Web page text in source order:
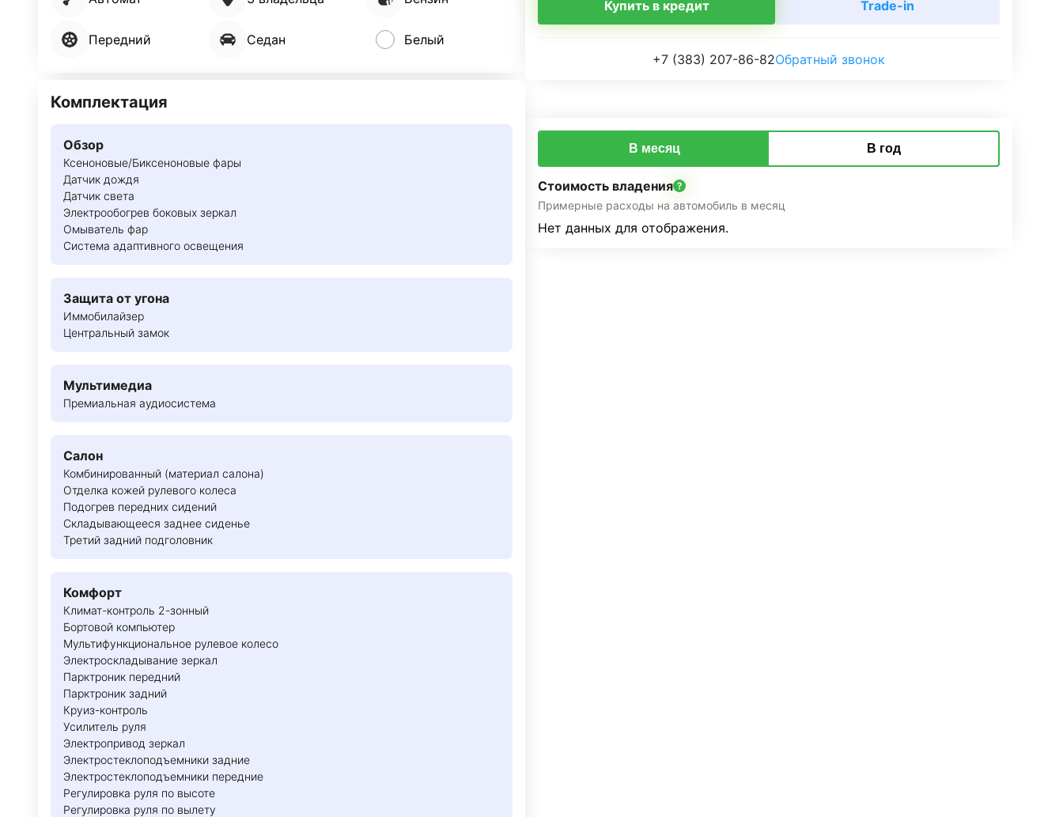
Передний Седан Белый
Купить в кредит Trade-in
+7 (383) 207-86-82Обратный звонок
Комплектация
Обзор
Ксеноновые/Биксеноновые фары
Датчик дождя
Датчик света
Электрообогрев боковых зеркал
Омыватель фар
Система адаптивного освещения
Защита от угона
Иммобилайзер
Центральный замок
Мультимедиа
Премиальная аудиосистема
Салон
Комбинированный (материал салона)
Отделка кожей рулевого колеса
Подогрев передних сидений
Складывающееся заднее сиденье
Третий задний подголовник
Комфорт
Климат-контроль 2-зонный
Бортовой компьютер
Мультифункциональное рулевое колесо
Электроскладывание зеркал
Парктроник передний
Парктроник задний
Круиз-контроль
Усилитель руля
Электропривод зеркал
Электростеклоподъемники задние
Электростеклоподъемники передние
Регулировка руля по высоте
Регулировка руля по вылету
В месяц В год
Стоимость владения
Примерные расходы на автомобиль в месяц
Нет данных для отображения.